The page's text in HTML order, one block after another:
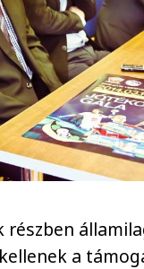
részben
a